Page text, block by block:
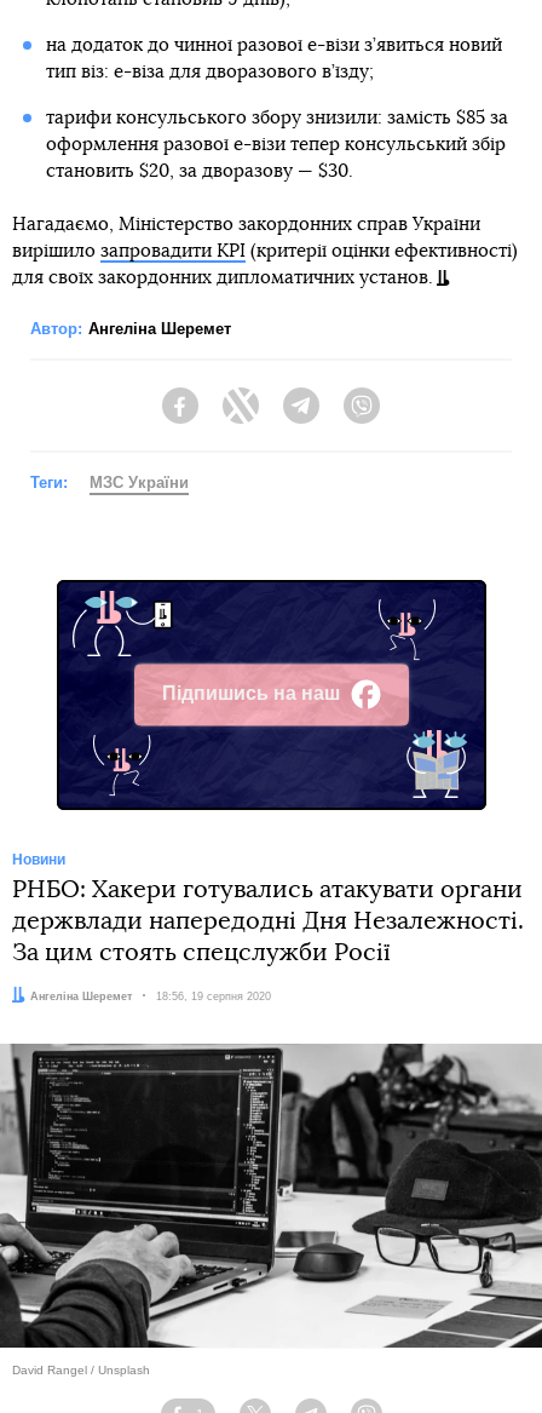
на додаток до чинної разової е-візи з’явиться новий
тип віз: е-віза для дворазового в’їзду;
тарифи консульського збору знизили: замість $85 за
оформлення разової е-візи тепер консульський збір
становить $20, за дворазову — $30.
Нагадаємо, Міністерство закордонних справ України
вирішило запровадити KPI (критерії оцінки ефективності)
для своїх закордонних дипломатичних установ.
Автор: Ангеліна Шеремет
FacebookTwitter Telegram
Теги: МЗС України
Підпишись на наш
Facebook
Новини
РНБО: Хакери готувались атакувати органи
держвлади напередодні Дня Незалежності.
За цим стоять спецслужби Росії
Автор:
Ангеліна Шеремет Дата:
18:56, 19 серпня 2020
David Rangel / Unsplash